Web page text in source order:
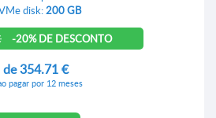
disk:200 GB
-20% DE DESCONTO
de354.71 €
pagar por 12 meses